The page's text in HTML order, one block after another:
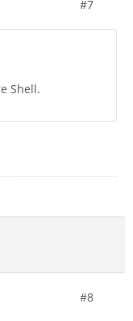
#7
Shell.
#8